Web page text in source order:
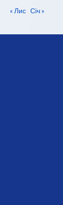
« Лис Січ »